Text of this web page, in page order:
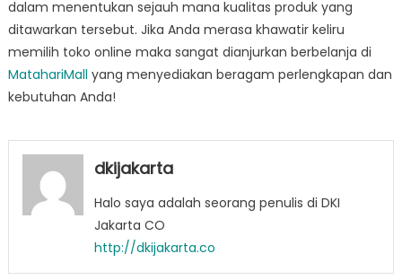
dalam menentukan sejauh mana kualitas produk yang
ditawarkan tersebut. Jika Anda merasa khawatir keliru
memilih toko online maka sangat dianjurkan berbelanja di
MatahariMall yang menyediakan beragam perlengkapan dan
kebutuhan Anda!
dkijakarta
Halo saya adalah seorang penulis di DKI
Jakarta CO
http://dkijakarta.co